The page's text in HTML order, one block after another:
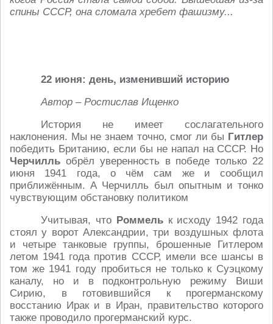
спины СССР, она сломала хребет фашизму...
22 июня: день, изменивший историю
Автор – Ростислав Ищенко
История не имеет сослагательного
наклонения. Мы не знаем точно, смог ли бы Гитлер
победить Британию, если бы не напал на СССР. Но
Черчилль обрёл уверенность в победе только 22
июня 1941 года, о чём сам же и сообщил
приближённым. А Черчилль был опытным и тонко
чувствующим обстановку политиком
Учитывая, что Роммельк исходу 1942 года
стоял у ворот Александрии, три воздушных флота
и четыре танковые группы, брошенные Гитлером
летом 1941 года против СССР, имели все шансы в
том же 1941 году пробиться не только к Суэцкому
каналу, но и в подконтрольную режиму Виши
Сирию, в готовившийся к прогерманскому
восстанию Ирак и в Иран, правительство которого
также проводило прогерманский курс.